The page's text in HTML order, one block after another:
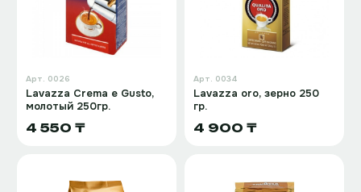
Арт. 0026
Lavazza Crema e Gusto,
молотый 250гр.
4 550 ₸
Арт. 0034
Lavazza oro, зерно 250
гр.
4 900 ₸